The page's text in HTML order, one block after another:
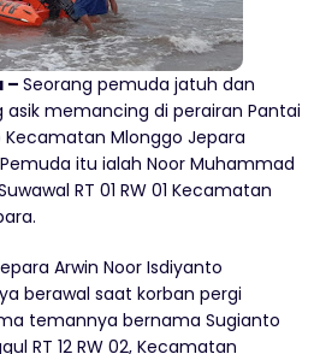
– Seorang pemuda jatuh dan
memancing di perairan Pantai
Kecamatan Mlonggo Jepara
itu ialah Noor Muhammad
RT 01 RW 01 Kecamatan
Arwin Noor Isdiyanto
berawal saat korban pergi
temannya bernama Sugianto
RT 12 RW 02, Kecamatan